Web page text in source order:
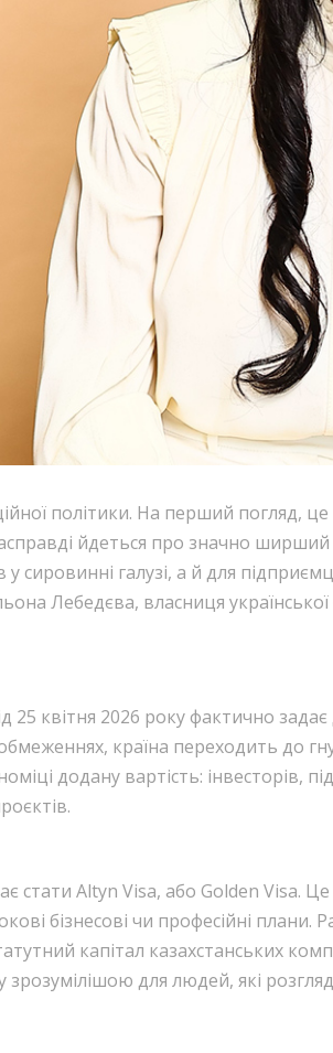
політики. На перший погляд,
йдеться про значно ширший
сировинні галузі, а й для
Лебедєва, власниця
квітня 2026 року фактично
країна переходить до
додану вартість: інвесторів,
стати Altyn Visa, або Golden Visa.
бізнесові чи професійні плани.
капітал казахстанських
для людей, які